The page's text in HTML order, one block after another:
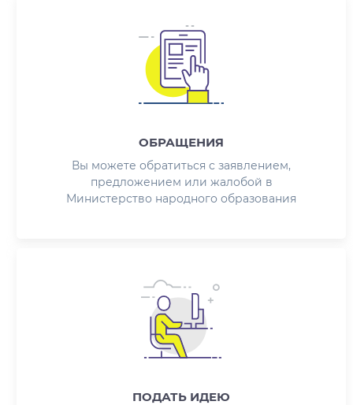
ОБРАЩЕНИЯ
Вы можете обратиться с заявлением,
предложением или жалобой в
Министерство народного образования
ПОДАТЬ ИДЕЮ